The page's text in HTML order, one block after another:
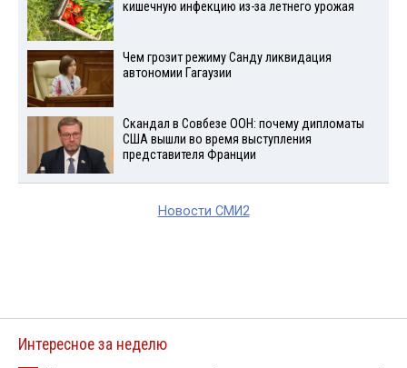
кишечную инфекцию из-за летнего урожая
Чем грозит режиму Санду ликвидация
автономии Гагаузии
Скандал в Совбезе ООН: почему дипломаты
США вышли во время выступления
представителя Франции
Новости СМИ2
Интересное за неделю